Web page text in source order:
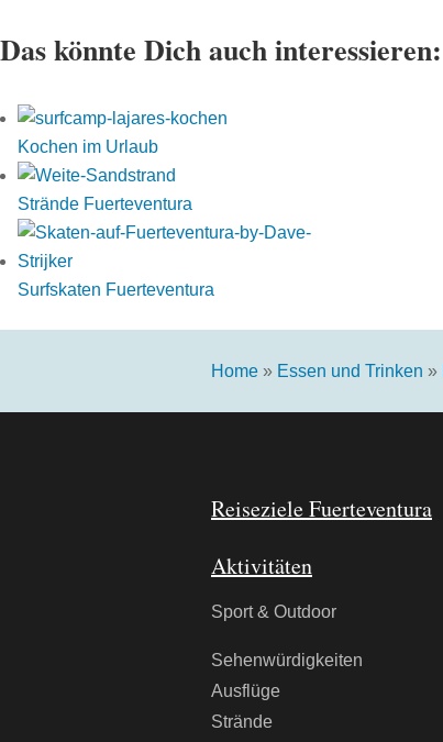
Das könnte Dich auch interessieren:
Kochen im Urlaub
Strände Fuerteventura
Surfskaten Fuerteventura
Home » Essen und Trinken »
Reiseziele Fuerteventura
Aktivitäten
Sport & Outdoor
Sehenwürdigkeiten
Ausflüge
Strände